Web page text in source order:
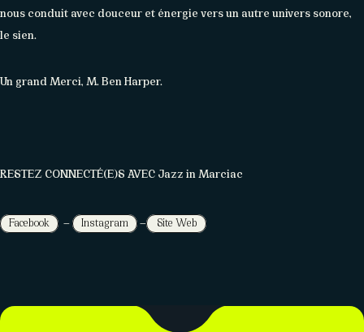
nous conduit avec douceur et énergie vers un autre univers sonore,
le sien.
Un grand Merci, M. Ben Harper.
RESTEZ CONNECTÉ(E)S AVEC Jazz in Marciac
Facebook — Instagram — Site Web